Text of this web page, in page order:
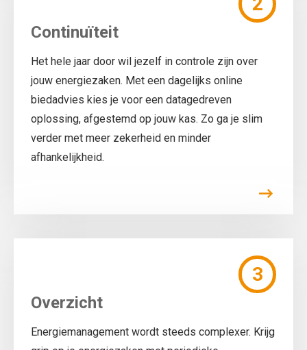
Continuïteit
Het hele jaar door wil jezelf in controle zijn over
jouw energiezaken. Met een dagelijks online
biedadvies kies je voor een datagedreven
oplossing, afgestemd op jouw kas. Zo ga je slim
verder met meer zekerheid en minder
afhankelijkheid.
3
Overzicht
Energiemanagement wordt steeds complexer. Krijg